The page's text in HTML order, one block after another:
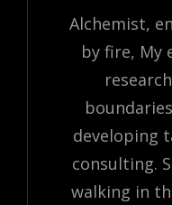
Alchemist,
by fire, My
developing
consulting.
walking in